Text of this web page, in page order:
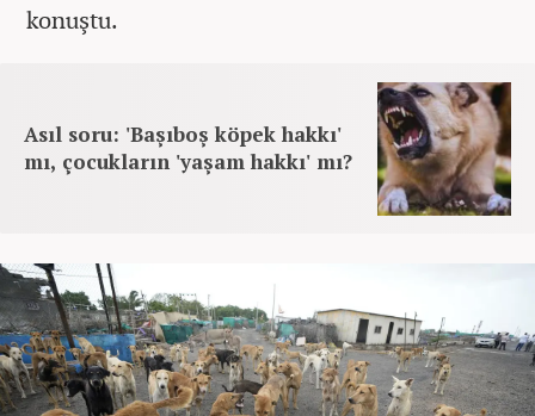
konuştu.
Asıl soru: 'Başıboş köpek hakkı'
mı, çocukların 'yaşam hakkı' mı?